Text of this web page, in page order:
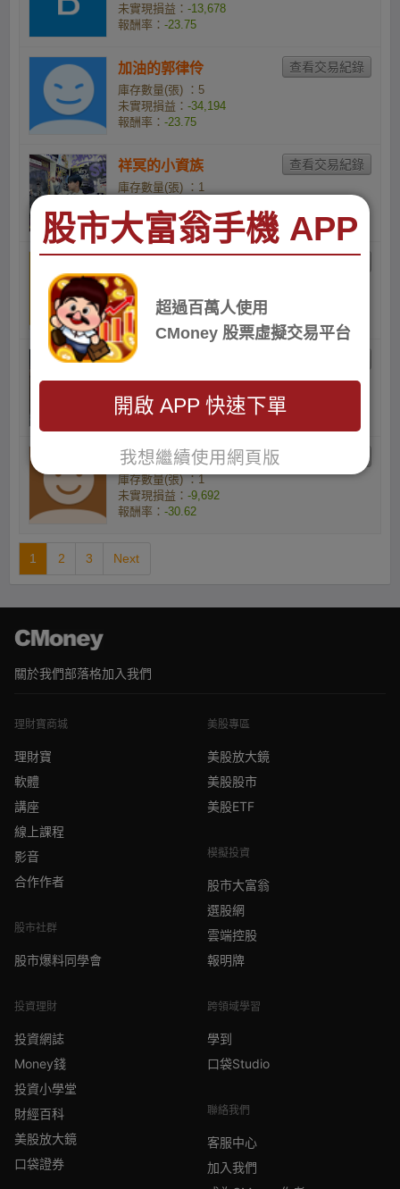
未實現損益： -13,678
報酬率： -23.75
加油的郭律伶
庫存數量(張) ：5
未實現損益： -34,194
報酬率： -23.75
祥冥的小資族
庫存數量(張) ：1
報酬率：-25.93
庫存數量(張) ：30
未實現損益： -234,507
報酬率：-26.25
黃孟璇的小資族
庫存數量(張) ：4
未實現損益：-35,817
報酬率：-28.97
dHwjRzIuWq的小資族
庫存數量(張) ：1
未實現損益： -9,692
報酬率： -30.62
1 2 3 Next
關於我們部落格加入我們
理財寶商城
理財寶
軟體
講座
線上課程
影音
合作作者
股市社群
股市爆料同學會
投資理財
投資網誌
Money錢
投資小學堂
財經百科
美股放大鏡
口袋證券
美股專區
美股放大鏡
美股股市
美股ETF
模擬投資
股市大富翁
選股網
雲端控股
報明牌
跨領域學習
學到
口袋Studio
聯絡我們
客服中心
加入我們
股市大富翁手機 APP
超過百萬人使用
CMoney 股票虛擬交易平台
開啟 APP 快速下單
我想繼續使用網頁版